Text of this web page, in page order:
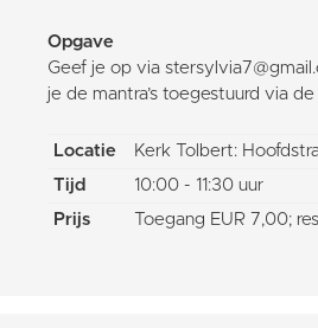
Opgave
Geef je op via
je de mantra’s toegestuurd via de
Locatie
Kerk Tolbert:
Tijd
10:00 - 11:30 uur
Prijs
Toegang EUR 7,00;